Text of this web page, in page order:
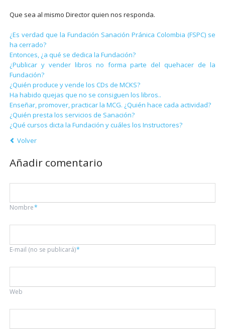
Que sea al mismo Director quien nos responda.
¿Es verdad que la Fundación Sanación Pránica Colombia (FSPC) se
ha cerrado?
Entonces, ¿a qué se dedica la Fundación?
¿Publicar y vender libros no forma parte del quehacer de la
Fundación?
¿Quién produce y vende los CDs de MCKS?
Ha habido quejas que no se consiguen los libros..
Enseñar, promover, practicar la MCG. ¿Quién hace cada actividad?
¿Quién presta los servicios de Sanación?
¿Qué cursos dicta la Fundación y cuáles los Instructores?
Volver
Añadir comentario
Campo
Nombre*
Campo
E-mail (no se publicará)*
Web